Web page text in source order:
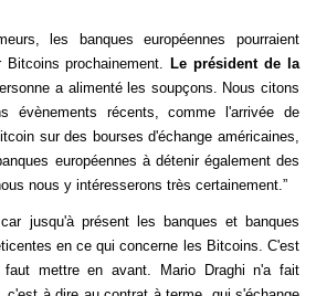
les banques européennes pourraient
prochainement.
Le président de la
a alimenté les soupçons. Nous citons
évènements récents, comme l'arrivée de
sur des bourses d'échange américaines,
européennes à détenir également des
nous y intéresserons très certainement.”
jusqu'à présent les banques et banques
en ce qui concerne les Bitcoins. C'est
mettre en avant. Mario Draghi n'a fait